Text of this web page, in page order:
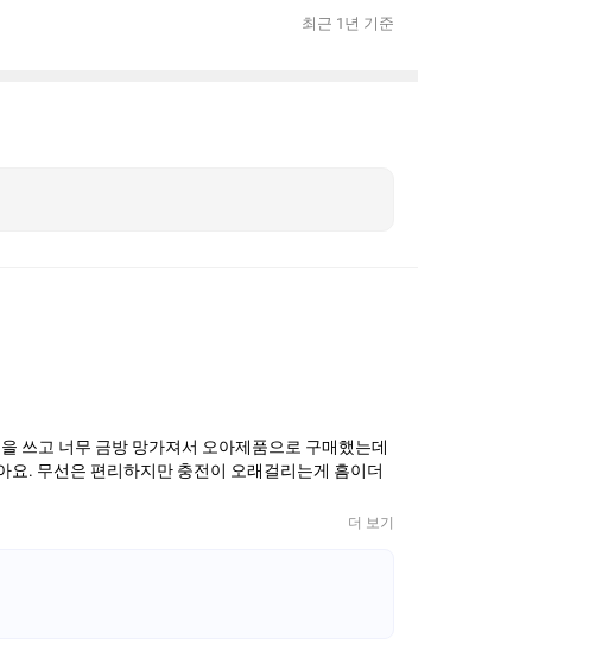
최근 1년 기준
쓰고 너무 금방 망가져서 오아제품으로 구매했는데
. 무선은 편리하지만 충전이 오래걸리는게 흠이더
더 보기